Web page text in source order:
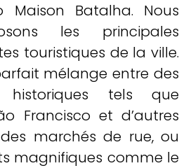
Maison Batalha. Nous
les principales
touristiques de la ville.
mélange entre des
historiques tels que
Francisco et d’autres
marchés de rue, ou
magnifiques comme le